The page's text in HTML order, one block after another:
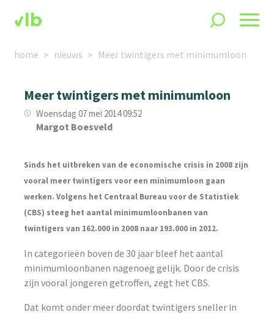
home nieuws Meer twintigers met minimumloon
Meer twintigers met minimumloon
Woensdag 07 mei 2014 09:52
Margot Boesveld
Sinds het uitbreken van de economische crisis in 2008 zijn
vooral meer twintigers voor een minimumloon gaan
werken. Volgens het Centraal Bureau voor de Statistiek
(CBS) steeg het aantal minimumloonbanen van
twintigers van 162.000 in 2008 naar 193.000 in 2012.
In categorieën boven de 30 jaar bleef het aantal
minimumloonbanen nagenoeg gelijk. Door de crisis
zijn vooral jongeren getroffen, zegt het CBS.
Dat komt onder meer doordat twintigers sneller in